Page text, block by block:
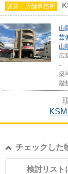
賃貸｜店舗事務所
山
芸
山
広
-
築
階
チェックした
検討リスト